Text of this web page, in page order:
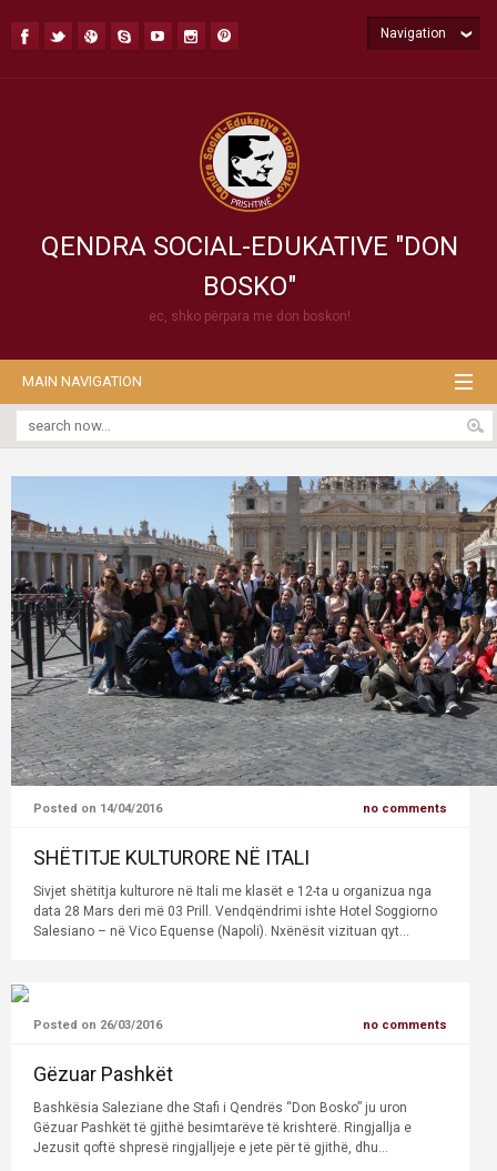
QENDRA SOCIAL-EDUKATIVE "DON
BOSKO"
ec, shko përpara me don boskon!
Navigation
MAIN NAVIGATION
Posted on 14/04/2016 no comments
SHËTITJE KULTURORE NË ITALI
Sivjet shëtitja kulturore në Itali me klasët e 12-ta u organizua nga
data 28 Mars deri më 03 Prill. Vendqëndrimi ishte Hotel Soggiorno
Salesiano – në Vico Equense (Napoli). Nxënësit vizituan qyt...
Posted on 26/03/2016 no comments
Gëzuar Pashkët
Bashkësia Saleziane dhe Stafi i Qendrës “Don Bosko” ju uron
Gëzuar Pashkët të gjithë besimtarëve të krishterë. Ringjallja e
Jezusit qoftë shpresë ringjalljeje e jete për të gjithë, dhu...